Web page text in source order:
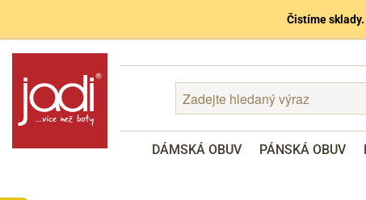
Čistíme sklady.
DÁMSKÁ OBUV PÁNSKÁ OBUV